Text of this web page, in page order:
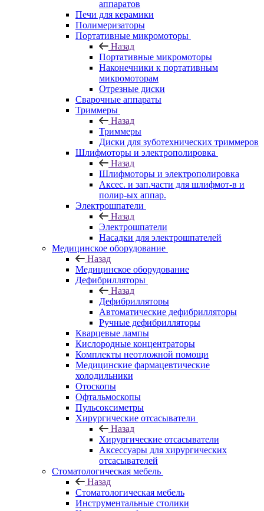
аппаратов
Печи для керамики
Полимеризаторы
Портативные микромоторы
Назад
Портативные микромоторы
Наконечники к портативным
микромоторам
Отрезные диски
Сварочные аппараты
Триммеры
Назад
Триммеры
Диски для зуботехнических триммеров
Шлифмоторы и электрополировка
Назад
Шлифмоторы и электрополировка
Аксес. и зап.части для шлифмот-в и
полир-ых аппар.
Электрошпатели
Назад
Электрошпатели
Насадки для электрошпателей
Медицинское оборудование
Назад
Медицинское оборудование
Дефибрилляторы
Назад
Дефибрилляторы
Автоматические дефибрилляторы
Ручные дефибрилляторы
Кварцевые лампы
Кислородные концентраторы
Комплекты неотложной помощи
Медицинские фармацевтические
холодильники
Отоскопы
Офтальмоскопы
Пульсоксиметры
Хирургические отсасыватели
Назад
Хирургические отсасыватели
Аксессуары для хирургических
отсасывателей
Стоматологическая мебель
Назад
Стоматологическая мебель
Инструментальные столики